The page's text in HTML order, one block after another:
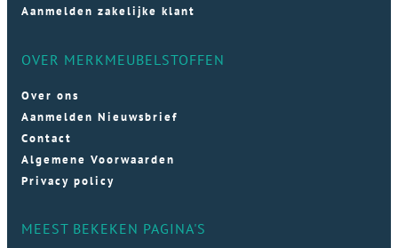
Aanmelden zakelijke klant
OVER MERKMEUBELSTOFFEN
Over ons
Aanmelden Nieuwsbrief
Contact
Algemene Voorwaarden
Privacy policy
MEEST BEKEKEN PAGINA'S